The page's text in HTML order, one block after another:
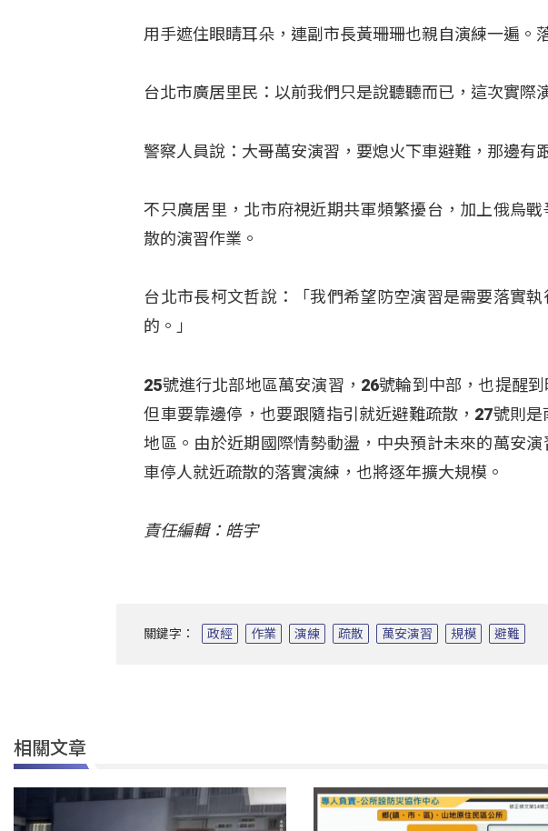
用手遮住眼睛耳朵，連副市長黃珊珊也親自演練一遍。
台北市廣居里民：以前我們只是說聽聽而已，這次實際
警察人員說：大哥萬安演習，要熄火下車避難，那邊有
不只廣居里，北市府視近期共軍頻繁擾台，加上俄烏
散的演習作業。
台北市長柯文哲說：「我們希望防空演習是需要落實
的。」
25號進行北部地區萬安演習，26號輪到中部，也提醒
但車要靠邊停，也要跟隨指引就近避難疏散，27號則
地區。由於近期國際情勢動盪，中央預計未來的萬安
車停人就近疏散的落實演練，也將逐年擴大規模。
責任編輯：皓宇
關鍵字： 政經 作業 演練 疏散 萬安演習 規模 避難
相關文章